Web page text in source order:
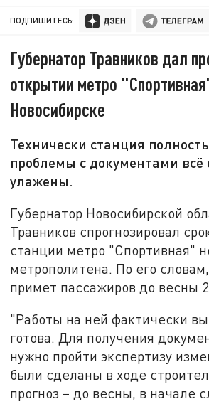
ПОДПИШИТЕСЬ:
Губернатор Травников дал
открытии метро
Новосибирске
Технически станция
проблемы с документами всё
улажены.
Губернатор Новосибирской
Травников спрогнозировал
станции метро "Спортивная"
метрополитена. По его
примет пассажиров до весны
"Работы на ней фактически
готова. Для получения
нужно пройти экспертизу
были сделаны в ходе
прогноз – до весны, в начале